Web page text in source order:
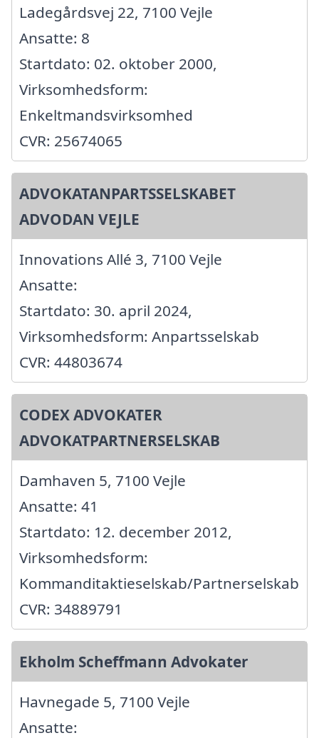
Ladegårdsvej 22, 7100 Vejle
Ansatte: 8
Startdato: 02. oktober 2000,
Virksomhedsform:
Enkeltmandsvirksomhed
CVR: 25674065
ADVOKATANPARTSSELSKABET
ADVODAN VEJLE
Innovations Allé 3, 7100 Vejle
Ansatte:
Startdato: 30. april 2024,
Virksomhedsform: Anpartsselskab
CVR: 44803674
CODEX ADVOKATER
ADVOKATPARTNERSELSKAB
Damhaven 5, 7100 Vejle
Ansatte: 41
Startdato: 12. december 2012,
Virksomhedsform:
Kommanditaktieselskab/Partnerselskab
CVR: 34889791
Ekholm Scheffmann Advokater
Havnegade 5, 7100 Vejle
Ansatte: